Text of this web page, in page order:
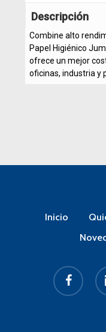
Descripción
Combine alto
Papel Higiénico
ofrece un mejor
oficinas, industria y
Inicio
facebook